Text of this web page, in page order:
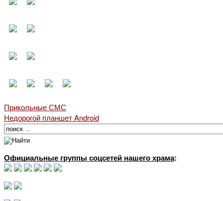
Прикольные СМС
Недорогой планшет Android
Официальные группы соцсетей нашего храма: